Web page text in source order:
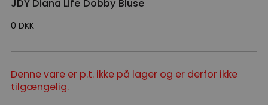
JDY Diana Life Dobby Bluse
0 DKK
Denne vare er p.t. ikke på lager og er derfor ikke
tilgængelig.